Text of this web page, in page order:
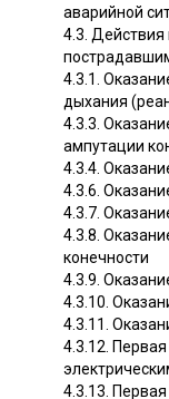
аварийной
4.3.
4.3.1.
дыхания
4.3.3.
ампутации
4.3.4.
4.3.6.
4.3.7.
4.3.8.
конечности
4.3.9.
4.3.10.
4.3.11.
4.3.12.
4.3.13.